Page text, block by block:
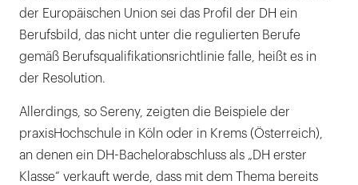
der Europäischen Union sei das Profil der DH ein
Berufsbild, das nicht unter die regulierten Berufe
gemäß Berufsqualifikationsrichtlinie falle, heißt es in
der Resolution.
Allerdings, so Sereny, zeigten die Beispiele der
praxisHochschule in Köln oder in Krems (Österreich),
an denen ein DH-Bachelorabschluss als „DH erster
Klasse“ verkauft werde, dass mit dem Thema bereits